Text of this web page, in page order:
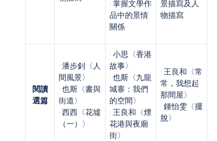
· 掌握文學作
品中的景情
關係
景描寫及人
物描寫
閱讀
選篇
· 潘步釗〈人
間風景〉
· 也斯〈書與
街道〉
· 西西〈花墟
（一）〉
· 小思〈香港
故事〉
· 也斯〈九龍
城寨：我們
的空間〉
· 王良和〈煙
花港與夜廟
街〉
· 王良和〈常
常，我想起
那間屋〉
· 鍾怡雯〈擺
脫〉